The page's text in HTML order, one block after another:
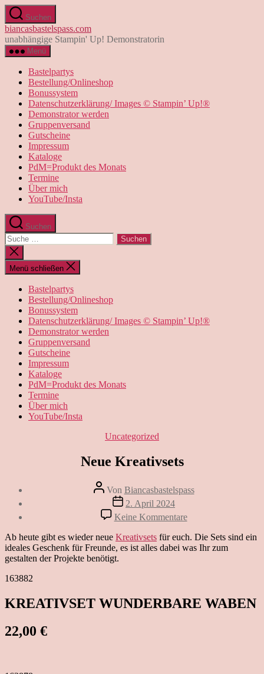
Direkt
zum
Inhalt
wechseln
Suchen
biancasbastelspass.com
unabhängige Stampin' Up! Demonstratorin
Menü
Bastelpartys
Bestellung/Onlineshop
Bonussystem
Datenschutzerklärung/ Images © Stampin’ Up!®
Demonstrator werden
Gruppenversand
Gutscheine
Impressum
Kataloge
PdM=Produkt des Monats
Termine
Über mich
YouTube/Insta
Suchen
Suche
nach:
Suche
schließen
Menü schließen
Bastelpartys
Bestellung/Onlineshop
Bonussystem
Datenschutzerklärung/ Images © Stampin’ Up!®
Demonstrator werden
Gruppenversand
Gutscheine
Impressum
Kataloge
PdM=Produkt des Monats
Termine
Über mich
YouTube/Insta
Kategorien
Uncategorized
Neue Kreativsets
Beitragsautor
Von Biancasbastelspass
Beitragsdatum
2. April 2024
Keine Kommentarezu
Neue
Kreativsets
Ab heute gibt es wieder neue Kreativsets für euch. Die Sets sind ein
ideales Geschenk für Freunde, es ist alles dabei was Ihr zum
gestalten der Projekte benötigt.
163882
KREATIVSET WUNDERBARE WABEN
22,00 €